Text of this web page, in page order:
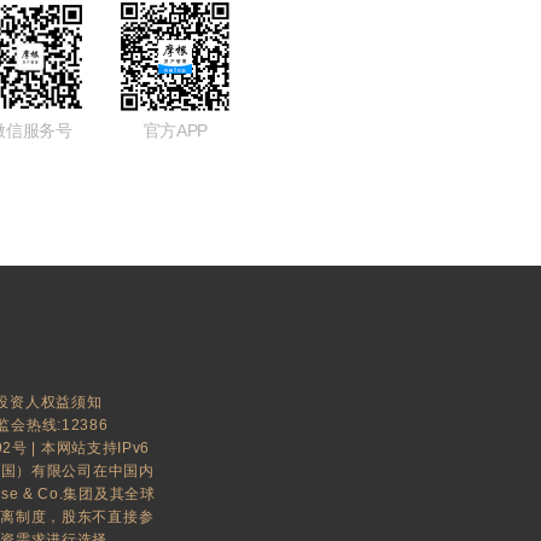
信服务号 官方APP
资人权益须知
会热线:12386
号
| 本网站支持IPv6
）有限公司在中国内
& Co.集团及其全球
制度，股东不直接参